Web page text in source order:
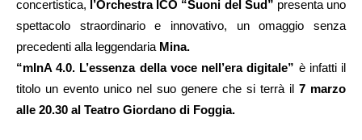
concertistica, l’Orchestra ICO “Suoni del Sud” presenta uno
spettacolo straordinario e innovativo, un omaggio senza
precedenti alla leggendaria Mina.
“mInA 4.0. L’essenza della voce nell’era digitale” è infatti il
titolo un evento unico nel suo genere che si terrà il 7 marzo
alle 20.30 al Teatro Giordano di Foggia.